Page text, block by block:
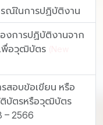
ณ์ในการปฏิบัติงาน
งการปฏิบัติงานจาก
พื่อวุฒิบัตร
รสอบข้อเขียน หรือ
ติบัตรหรือวุฒิบัตร
– 2566